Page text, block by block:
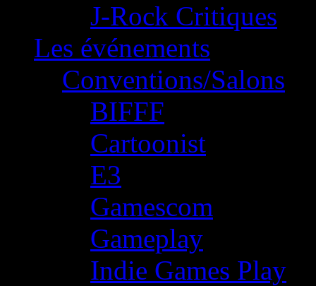
J-Rock Critiques
Les événements
Conventions/Salons
BIFFF
Cartoonist
E3
Gamescom
Gameplay
Indie Games Play